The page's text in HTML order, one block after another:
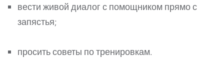
вести живой диалог с помощником прямо с
запястья;
просить советы по тренировкам.